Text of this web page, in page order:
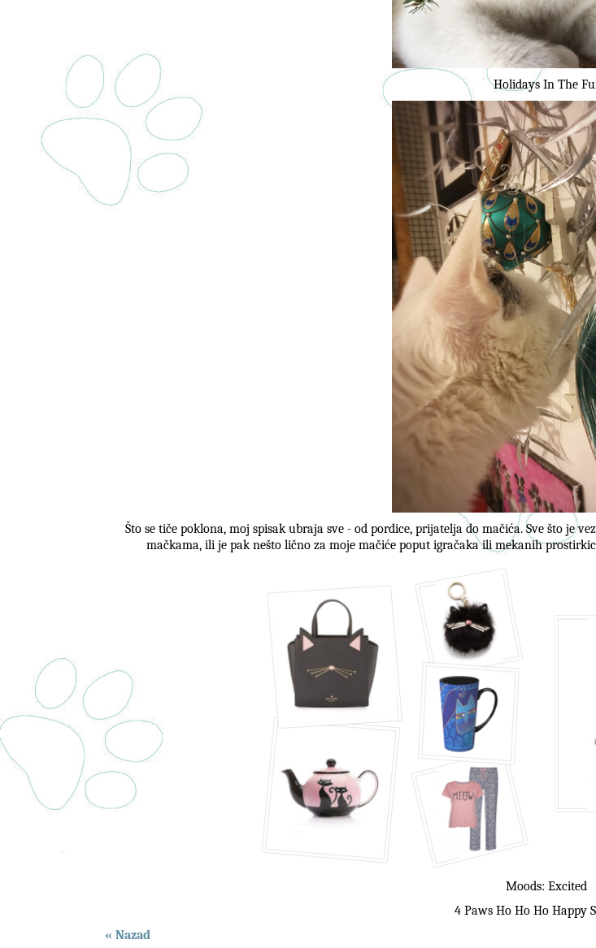
Holidays In The
Što se tiče poklona, moj spisak ubraja sve - od pordice, prijatelja do mačića. Sve što je
mačkama, ili je pak nešto lično za moje mačiće poput igračaka ili mekanih
Moods: Excited
4 Paws Ho Ho Ho Happy
« Nazad